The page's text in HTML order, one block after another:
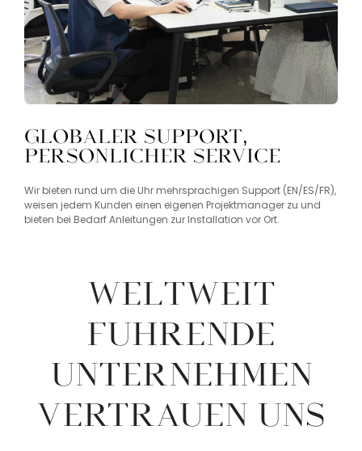
Globaler Support,
persönlicher Service
Wir bieten rund um die Uhr mehrsprachigen Support (EN/ES/FR),
weisen jedem Kunden einen eigenen Projektmanager zu und
bieten bei Bedarf Anleitungen zur Installation vor Ort.
WELTWEIT
FÜHRENDE
UNTERNEHMEN
VERTRAUEN UNS